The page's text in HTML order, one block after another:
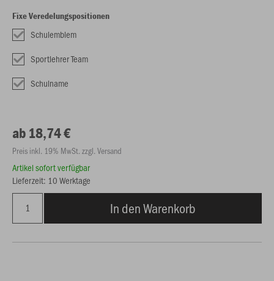
Fixe Veredelungspositionen
Schulemblem
Sportlehrer Team
Schulname
ab 18,74 €
Preis inkl. 19% MwSt. zzgl. Versand
Artikel sofort verfügbar
Lieferzeit: 10 Werktage
In den Warenkorb